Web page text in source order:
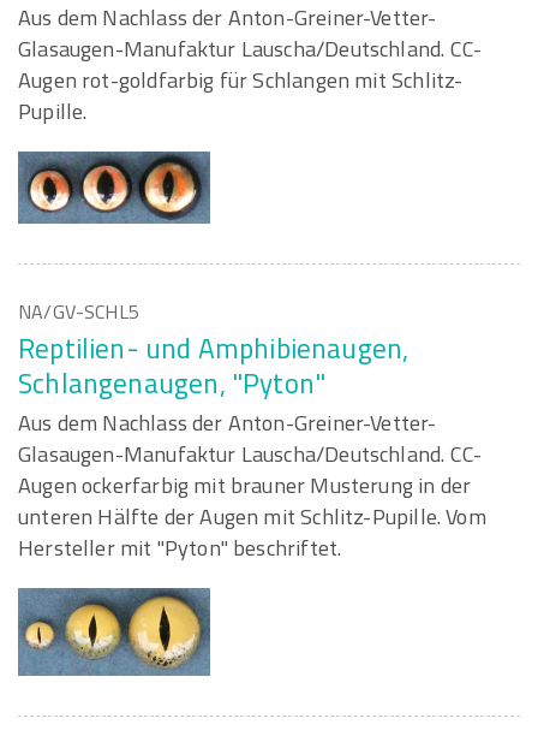
Aus dem Nachlass der Anton-Greiner-Vetter-
Glasaugen-Manufaktur Lauscha/Deutschland. CC-
Augen rot-goldfarbig für Schlangen mit Schlitz-
Pupille.
NA/GV-SCHL5
Reptilien- und Amphibienaugen,
Schlangenaugen, "Pyton"
Aus dem Nachlass der Anton-Greiner-Vetter-
Glasaugen-Manufaktur Lauscha/Deutschland. CC-
Augen ockerfarbig mit brauner Musterung in der
unteren Hälfte der Augen mit Schlitz-Pupille. Vom
Hersteller mit "Pyton" beschriftet.